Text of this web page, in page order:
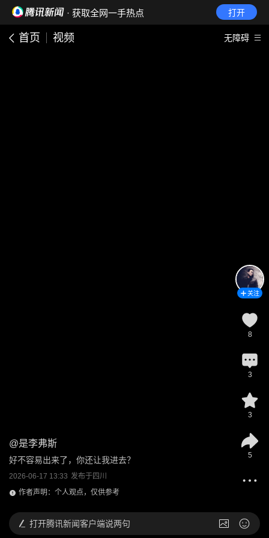
· 获取全网一手热点 打开
首页 视频 无障碍
@是李弗斯
好不容易出来了，你还让我进去？
2026-06-17 13:33 发布于四川
作者声明：个人观点，仅供参考
关注
8
3
3
5
打开腾讯新闻客户端说两句